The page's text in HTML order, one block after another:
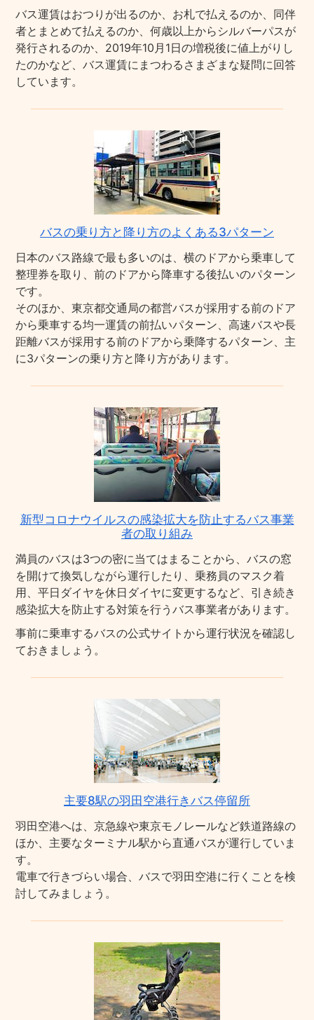
バス運賃はおつりが出るのか、お札で払えるのか、同伴
者とまとめて払えるのか、何歳以上からシルバーパスが
発行されるのか、2019年10月1日の増税後に値上がりし
たのかなど、バス運賃にまつわるさまざまな疑問に回答
しています。
バスの乗り方と降り方のよくある3パターン
日本のバス路線で最も多いのは、横のドアから乗車して
整理券を取り、前のドアから降車する後払いのパターン
です。
そのほか、東京都交通局の都営バスが採用する前のドア
から乗車する均一運賃の前払いパターン、高速バスや長
距離バスが採用する前のドアから乗降するパターン、主
に3パターンの乗り方と降り方があります。
新型コロナウイルスの感染拡大を防止するバス事業
者の取り組み
満員のバスは3つの密に当てはまることから、バスの窓
を開けて換気しながら運行したり、乗務員のマスク着
用、平日ダイヤを休日ダイヤに変更するなど、引き続き
感染拡大を防止する対策を行うバス事業者があります。
事前に乗車するバスの公式サイトから運行状況を確認し
ておきましょう。
主要8駅の羽田空港行きバス停留所
羽田空港へは、京急線や東京モノレールなど鉄道路線の
ほか、主要なターミナル駅から直通バスが運行していま
す。
電車で行きづらい場合、バスで羽田空港に行くことを検
討してみましょう。